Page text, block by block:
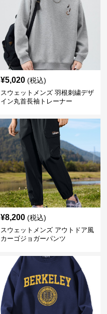
¥5,020 (税込)
スウェットメンズ 羽根刺繍デザ
イン丸首長袖トレーナー
¥8,200 (税込)
スウェットメンズ アウトドア風
カーゴジョガーパンツ